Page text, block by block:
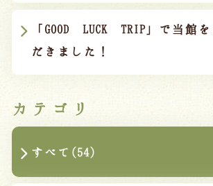
「GOOD LUCK TRIP」で当館
だきました！
カテゴリ
すべて(54)
キャンセルポリシー
宿泊約款
Follow us